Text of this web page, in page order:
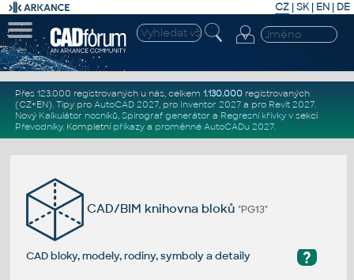
CZ | SK| EN | DE
Přes 123.000 registrovaných u nás, celkem 1.130.000registrovaných
(CZ+EN). Tipy pro AutoCAD 2027, pro Inventor 2027a pro Revit 2027.
Nový Kalkulátor nosníků, Spirograf generátor a Regresní křivkyv sekci
Převodníky. Kompletní příkazya proměnné AutoCADu 2027.
CAD/BIM knihovna bloků"PG13"
?
CAD bloky, modely, rodiny, symboly a detaily